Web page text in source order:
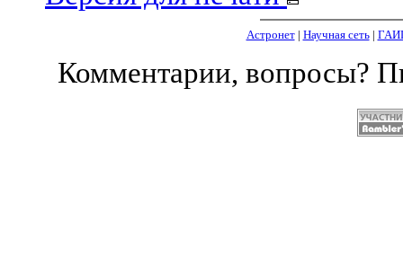
Астронет| Научная сеть|
Комментарии, вопросы?